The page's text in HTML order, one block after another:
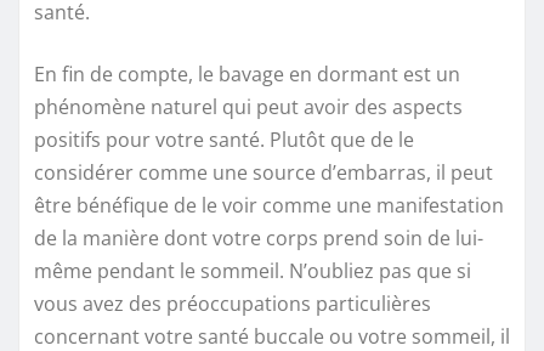
santé.
En fin de compte, le bavage en dormant est un
phénomène naturel qui peut avoir des aspects
positifs pour votre santé. Plutôt que de le
considérer comme une source d’embarras, il peut
être bénéfique de le voir comme une manifestation
de la manière dont votre corps prend soin de lui-
même pendant le sommeil. N’oubliez pas que si
vous avez des préoccupations particulières
concernant votre santé buccale ou votre sommeil, il